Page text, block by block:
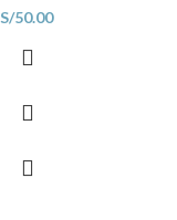
S/50.00